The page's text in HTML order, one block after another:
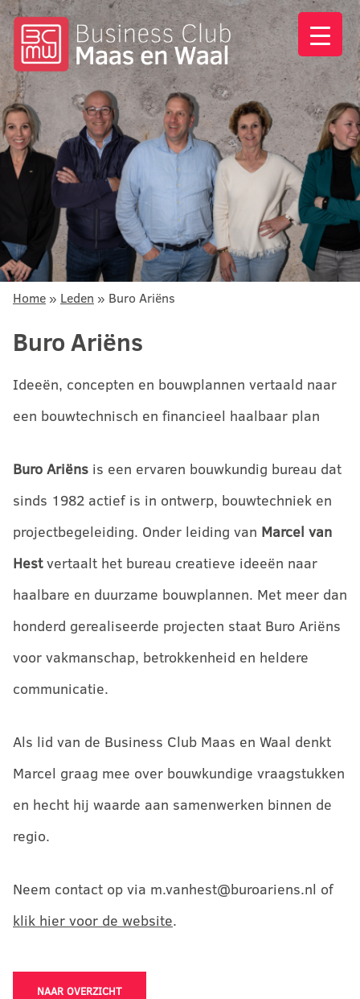
Home » Leden » Buro Ariëns
Buro Ariëns
Ideeën, concepten en bouwplannen vertaald naar
een bouwtechnisch en financieel haalbaar plan
Buro Ariëns is een ervaren bouwkundig bureau dat
sinds 1982 actief is in ontwerp, bouwtechniek en
projectbegeleiding. Onder leiding van Marcel van
Hestvertaalt het bureau creatieve ideeën naar
haalbare en duurzame bouwplannen. Met meer dan
honderd gerealiseerde projecten staat Buro Ariëns
voor vakmanschap, betrokkenheid en heldere
communicatie.
Als lid van de Business Club Maas en Waal denkt
Marcel graag mee over bouwkundige vraagstukken
en hecht hij waarde aan samenwerken binnen de
regio.
Neem contact op via m.vanhest@buroariens.nl of
klik hier voor de website.
NAAR OVERZICHT